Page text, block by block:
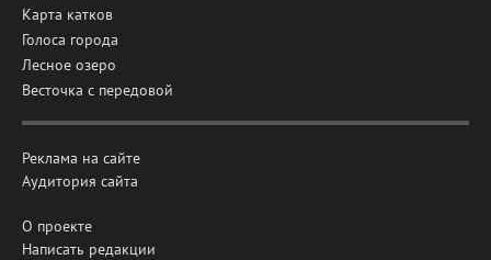
Карта катков
Голоса города
Лесное озеро
Весточка с передовой
Реклама на сайте
Аудитория сайта
О проекте
Написать редакции